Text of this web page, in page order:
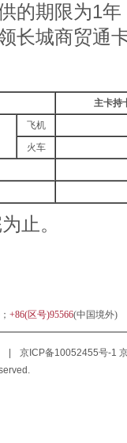
的期限为1
长城商贸通
主卡持
飞机
火车
止。
+86(区号)95566(中国境外)
京ICP备10052455号-1